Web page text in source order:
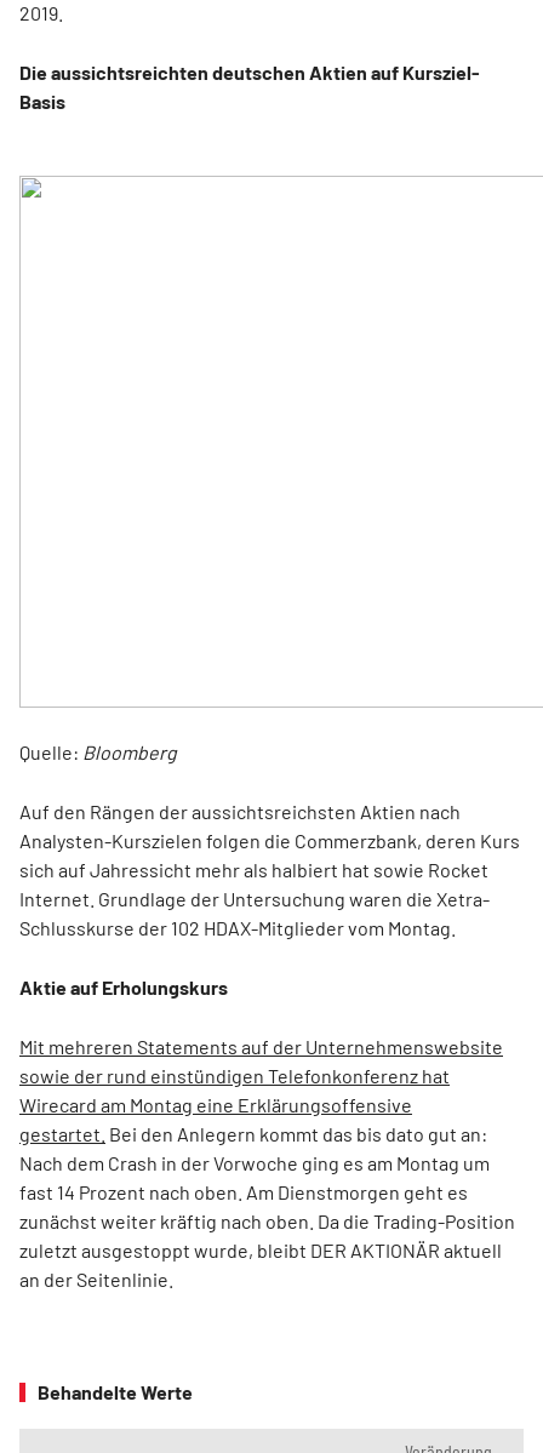
2019.
Die aussichtsreichten deutschen Aktien auf Kursziel-
Basis
Quelle: Bloomberg
Auf den Rängen der aussichtsreichsten Aktien nach
Analysten-Kurszielen folgen die Commerzbank, deren Kurs
sich auf Jahressicht mehr als halbiert hat sowie Rocket
Internet. Grundlage der Untersuchung waren die Xetra-
Schlusskurse der 102 HDAX-Mitglieder vom Montag.
Aktie auf Erholungskurs
Mit mehreren Statements auf der Unternehmenswebsite
sowie der rund einstündigen Telefonkonferenz hat
Wirecard am Montag eine Erklärungsoffensive
gestartet. Bei den Anlegern kommt das bis dato gut an:
Nach dem Crash in der Vorwoche ging es am Montag um
fast 14 Prozent nach oben. Am Dienstmorgen geht es
zunächst weiter kräftig nach oben. Da die Trading-Position
zuletzt ausgestoppt wurde, bleibt DER AKTIONÄR aktuell
an der Seitenlinie.
Behandelte Werte